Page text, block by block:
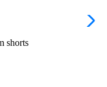
shorts